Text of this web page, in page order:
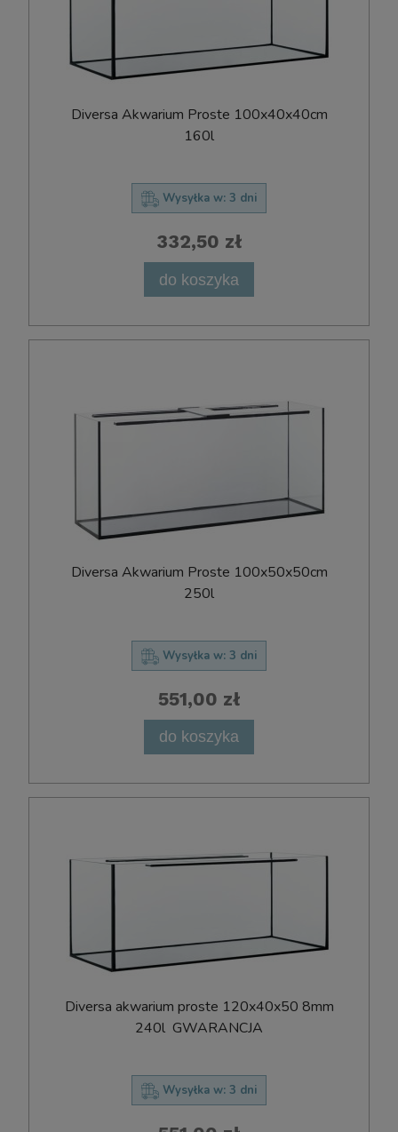
D​i​v​e​r​s​a​ ​Ak​w​a​r​i​u​m​ ​P​r​o​s​t​e​ ​100x​40​x​40​cm
160l
Wysyłka w: 3 dni
332,50 zł
do koszyka
D​i​v​e​r​s​a​ ​A​k​w​a​r​i​u​m​ ​P​r​o​s​t​e​ ​100x​50x​50cm
250l
Wysyłka w: 3 dni
551,00 zł
do koszyka
D​i​v​e​r​s​a​ ​a​k​w​a​r​i​u​m​ ​p​r​o​s​t​e​ ​120x​40​x​50 8mm
240l ​ ​G​W​A​R​A​N​C​J​A
Wysyłka w: 3 dni